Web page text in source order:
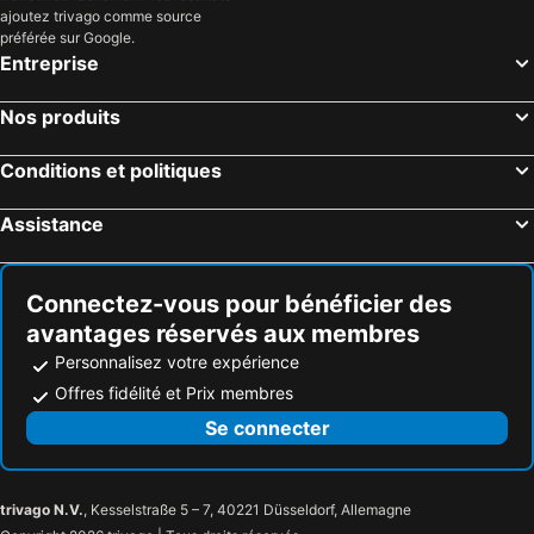
Oyo Rooms Mahmoorganj
Townhouse Oak Oak Hotel Aditya Recidency
Orange Stays
Raj Shanti Guest House Sarnath
Hotel R D Palace
HHW Buddha Lineage
Hotel Sri Balaji
Jukaso Ganges
The Ganga Guest House
Hotel MK Grand
Shristi Stay
ajoutez trivago comme source
préférée sur Google.
Entreprise
Nos produits
Conditions et politiques
Assistance
Connectez-vous pour bénéficier des
avantages réservés aux membres
Personnalisez votre expérience
Offres fidélité et Prix membres
Se connecter
trivago N.V., Kesselstraße 5 – 7, 40221 Düsseldorf, Allemagne